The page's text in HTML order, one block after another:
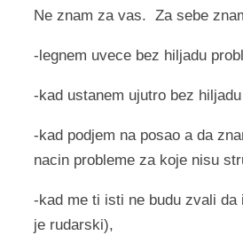
Ne znam za vas. Za sebe
-legnem uvece bez hiljadu
-kad ustanem ujutro bez
-kad podjem na posao a da
nacin probleme za koje nisu
-kad me ti isti ne budu zvali
je rudarski),